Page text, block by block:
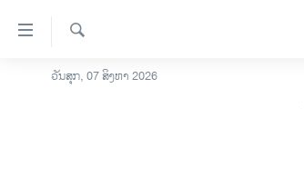
ລິ້ງ
ສຳຫລັບ
ໂຮມເພຈ
ຄົ້ນຫາ
ວັນສຸກ, 07 ສິງຫາ 2026